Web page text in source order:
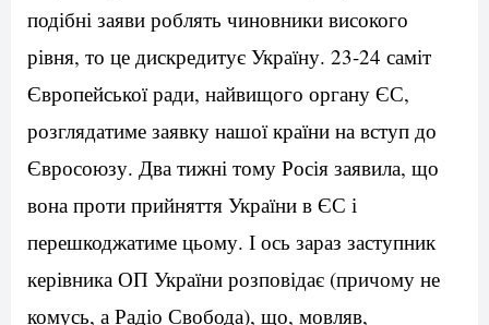
подібні заяви роблять чиновники високого
рівня, то це дискредитує Україну. 23-24 саміт
Європейської ради, найвищого органу ЄС,
розглядатиме заявку нашої країни на вступ до
Євросоюзу. Два тижні тому Росія заявила, що
вона проти прийняття України в ЄС і
перешкоджатиме цьому. І ось зараз заступник
керівника ОП України розповідає (причому не
комусь, а Радіо Свобода), що, мовляв,